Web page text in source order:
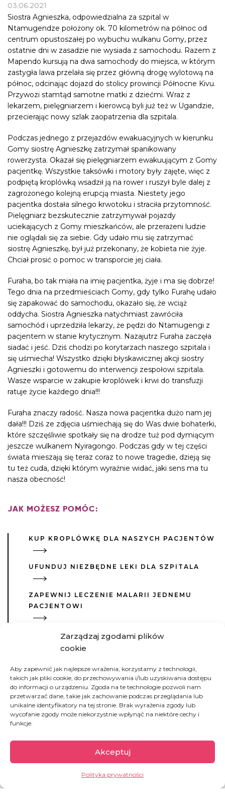
Zarządzaj zgodami plików
cookie
Aby zapewnić jak najlepsze wrażenia, korzystamy z technologii,
takich jak pliki cookie, do przechowywania i/lub uzyskiwania dostępu
do informacji o urządzeniu. Zgoda na te technologie pozwoli nam
przetwarzać dane, takie jak zachowanie podczas przeglądania lub
unikalne identyfikatory na tej stronie. Brak wyrażenia zgody lub
wycofanie zgody może niekorzystnie wpłynąć na niektóre cechy i
funkcje.
Akceptuj
Polityka prywatności
Demokratyczna
Republika Konga
naturalne (m.in. kobalt, miedź, koltan, ropa
mieszkańcy należą do najbiedniejszych na
03.06.2021
Siostra Agnieszka, odpowiedzialna za szpital w
Ntamugendze położony ok. 70 kilometrów na północ od
centrum opustoszałej po wybuchu wulkanu Gomy, przez
ostatnie dni w zasadzie nie wysiada z samochodu. Razem z
Mapendo kursują na dwa samochody do miejsca, w którym
zastygła lawa przelała się przez główną drogę wylotową na
północ, odcinając dojazd do stolicy prowincji Północne Kivu.
Przywozi stamtąd samotne matki z dziećmi. Wraz z
lekarzem, pielęgniarzem i kierowcą byli już też w Ugandzie,
przecierając nowy szlak zaopatrzenia dla szpitala.
Podczas jednego z przejazdów ewakuacyjnych w kierunku
Gomy siostrę Agnieszkę zatrzymał spanikowany
rowerzysta. Okazał się pielęgniarzem ewakuującym z Gomy
pacjentkę. Wszystkie taksówki i motory były zajęte, więc z
podpiętą kroplówką wsadził ją na rower i ruszył byle dalej z
zagrożonego kolejną erupcją miasta. Niestety jego
pacjentka dostała silnego krwotoku i straciła przytomność.
Pielęgniarz bezskutecznie zatrzymywał pojazdy
uciekających z Gomy mieszkańców, ale przerażeni ludzie
nie oglądali się za siebie. Gdy udało mu się zatrzymać
siostrę Agnieszkę, był już przekonany, że kobieta nie żyje.
Chciał prosić o pomoc w transporcie jej ciała.
Furaha, bo tak miała na imię pacjentka, żyje i ma się dobrze!
Tego dnia na przedmieściach Gomy, gdy tylko Furahę udało
się zapakować do samochodu, okazało się, że wciąż
oddycha. Siostra Agnieszka natychmiast zawróciła
samochód i uprzedziła lekarzy, że pędzi do Ntamugengi z
pacjentem w stanie krytycznym. Nazajutrz Furaha zaczęła
siadać i jeść. Dziś chodzi po korytarzach naszego szpitala i
się uśmiecha! Wszystko dzięki błyskawicznej akcji siostry
Agnieszki i gotowemu do interwencji zespołowi szpitala.
Wasze wsparcie w zakupie kroplówek i krwi do transfuzji
ratuje życie każdego dnia!!!
Furaha znaczy radość. Nasza nowa pacjentka dużo nam jej
dała!!! Dziś ze zdjęcia uśmiechają się do Was dwie bohaterki,
które szczęśliwie spotkały się na drodze tuż pod dymiącym
jeszcze wulkanem Nyiragongo. Podczas gdy w tej części
świata mieszają się teraz coraz to nowe tragedie, dzieją się
tu też cuda, dzięki którym wyraźnie widać, jaki sens ma tu
nasza obecność!
JAK MOŻESZ POMÓC:
KUP KROPLÓWKĘ DLA NASZYCH PACJENTÓW
UFUNDUJ NIEZBĘDNE LEKI DLA SZPITALA
ZAPEWNIJ LECZENIE MALARII JEDNEMU
PACJENTOWI